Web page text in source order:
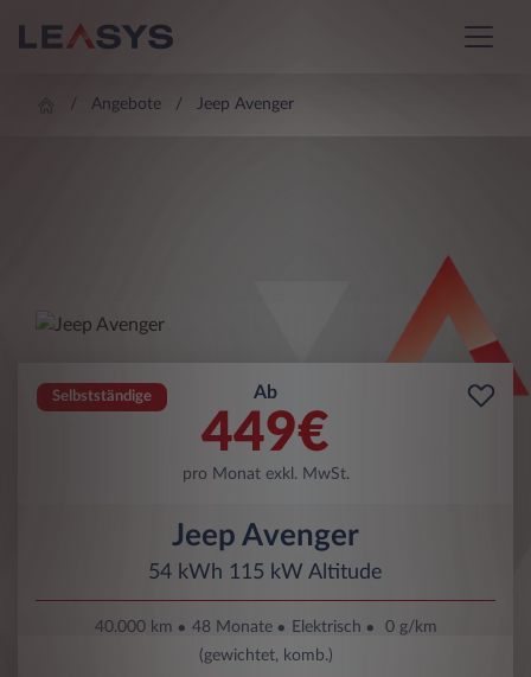
Angebote Jeep Avenger
Selbstständige Ab
449€
pro Monat exkl. MwSt.
Jeep Avenger
54 kWh 115 kW Altitude
40.000 km 48 Monate Elektrisch
0 g/km
(gewichtet, komb.)